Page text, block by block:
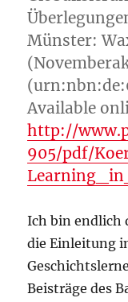
Münster:
Available
http://
905/pdf/
Ich bin endlich
die Einleitung
Beisträge des